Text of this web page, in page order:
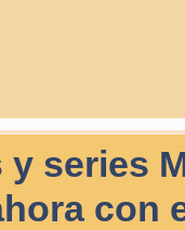
y series
con